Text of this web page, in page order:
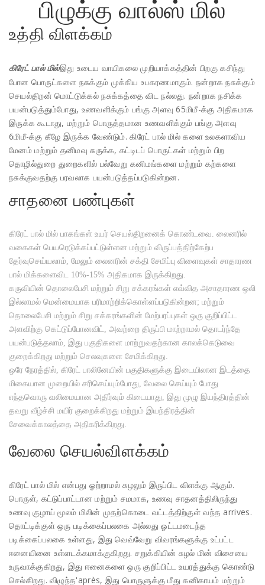
பிழுக்கு வால்ஸ் மில்
உத்தி விளக்கம்
கிரேட் பால் மில்இது உடைய வாயிகலை முறியாக்கத்தின் பிறகு கசிந்து
போன பொருட்களை நசுக்கும் முக்கிய உபகரணமாகும். நன்றாக நசுக்கும்
செயல்திறன் மொட்டுக்கல் நசுக்கத்தை விட நல்லது. நன்றாக நசிக்க
பயன்படுத்தும்போது, உணவளிக்கும் பங்கு அளவு 65மிமீ-க்கு அதிகமாக
இருக்க கூடாது, மற்றும் பொருத்தமான உணவளிக்கும் பங்கு அளவு
6மிமீ-க்கு கீழே இருக்க வேண்டும். கிரேட் பால் மில் களை உலகளாவிய
மேனம் மற்றும் தனிமவு சுருக்க, கட்டிடப் பொருட்கள் மற்றும் பிற
தொழில்துறை துறைகளில் பல்வேறு கனிமங்களை மற்றும் கற்களை
நசுக்குவதற்கு பரவலாக பயன்படுத்தப்படுகின்றன.
சாதனை பண்புகள்
கிரேட் பால் மில் பாகங்கள் உயர் செயல்திறனைக் கொண்டவை. லைனரில்
வகைகள் பெயரெடுக்கப்பட்டுள்ளன மற்றும் விருப்பத்திற்கேற்ப
தேர்வுசெய்யலாம், மேலும் லைனரின் சக்தி சேமிப்பு விளைவுகள் சாதாரண
பால் மிக்களைவிட 10%-15% அதிகமாக இருக்கிறது.
கருவியின் தொலைபேசி மற்றும் சிறு சக்கரங்கள் எவ்வித அசாதாரண ஒலி
இல்லாமல் மென்மையாக பரிமாற்றிக்கொள்ளப்படுகின்றன; மற்றும்
தொலைபேசி மற்றும் சிறு சக்கரங்களின் மேற்பரப்புகள் ஒரு குறிப்பிட்ட
அளவிற்கு கெட்டுப்போனவிட், அவற்றை திருப்பி மாற்றாமல் தொடர்ந்தே
பயன்படுத்தலாம், இது பகுதிகளை மாற்றுவதற்கான காலக்கெடுவை
குறைக்கிறது மற்றும் செலவுகளை சேமிக்கிறது.
ஒரே நேரத்தில், கிரேட் பாலினேயின் பகுதிகளுக்கு இடையிலான இடத்தை
மிகையான முறையில் சரிசெய்யும்போது, வேலை செய்யும் போது
எந்தவொரு வலிமையான அதிர்வும் கிடையாது, இது முழு இயந்திரத்தின்
தவறு வீழ்ச்சி மயிர் குறைக்கிறது மற்றும் இயந்திரத்தின்
சேவைக்காலத்தை அதிகரிக்கிறது.
வேலை செயல்விளக்கம்
கிரேட் பால் மில் என்பது ஓற்றாமல் சுழலும் இருப்பிட விளக்கு ஆகும்.
பொருள், கட்டுப்பாட்டான மற்றும் சமமாக, உணவு சாதனத்திலிருந்து
உணவு குழாய் மூலம் மிலின் முதற்கொடை வட்டத்திற்குள் வந்த arrives.
தொட்டிக்குள் ஒரு படிக்கைப்பலகை அல்லது ஓட்டமடைந்த
படிக்கைப்பலகை உள்ளது, இது வெவ்வேறு விவரங்களுக்கு உட்பட்ட
ஈனையினை உள்ளடக்கமாக்குகிறது. சறுக்கியின் சுழல் மின் விசையை
உருவாக்குகிறது, இது ஈனைகளை ஒரு குறிப்பிட்ட உயரத்துக்கு கொண்டு
செல்கிறது. விழுந்த'après, இது பொருளுக்கு மீது கனிகாயம் மற்றும்